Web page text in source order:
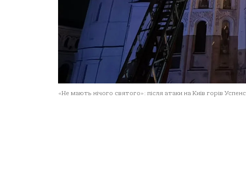
«Не мають нічого святого»: після атаки на Київ горів